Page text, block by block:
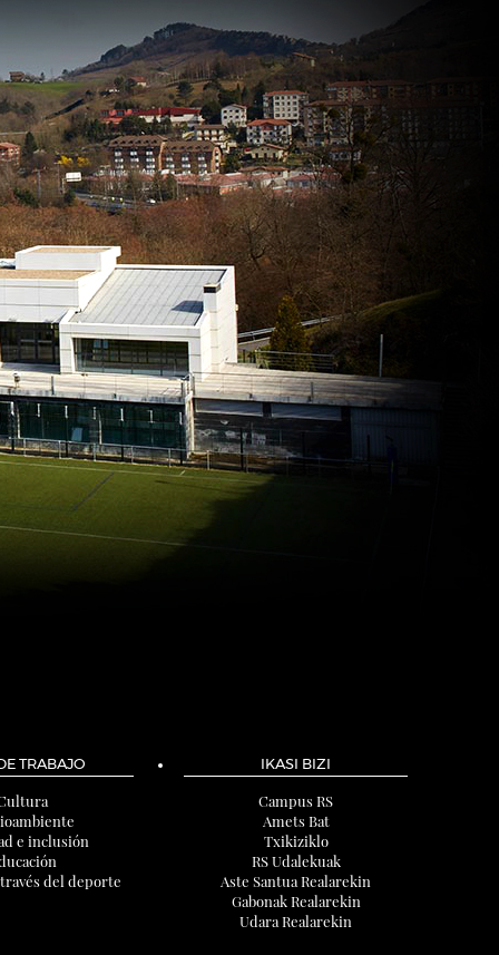
TRABAJO
e inclusión
del deporte
IKASI BIZI
Campus RS
Amets Bat
Txikiziklo
RS Udalekuak
Aste Santua Realarekin
Gabonak Realarekin
Udara Realarekin